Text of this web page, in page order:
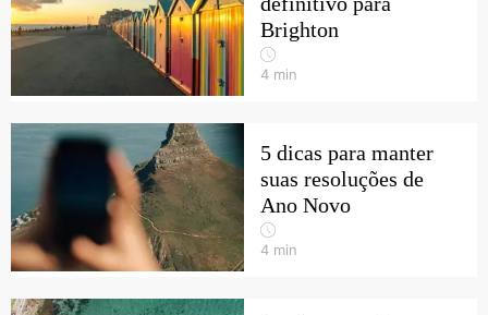
Brighton
4 min
5 dicas para manter
suas resoluções de
Ano Novo
4 min